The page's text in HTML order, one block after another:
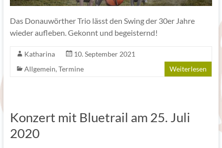
Das Donauwörther Trio lässt den Swing der 30er Jahre
wieder aufleben. Gekonnt und begeisternd!
Katharina
10. September 2021
Allgemein, Termine Weiterlesen
Konzert mit Bluetrail am 25. Juli
2020